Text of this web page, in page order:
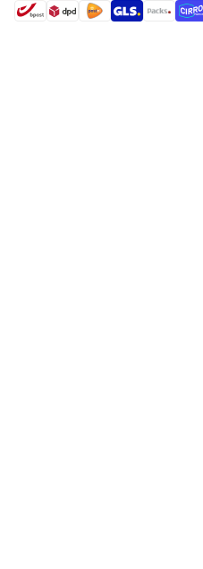
shipment methods